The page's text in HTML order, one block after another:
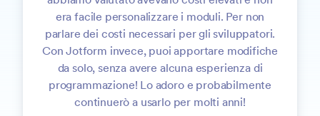
era facile personalizzare i moduli. Per non
parlare dei costi necessari per gli sviluppatori.
Con Jotform invece, puoi apportare modifiche
da solo, senza avere alcuna esperienza di
programmazione! Lo adoro e probabilmente
continuerò a usarlo per molti anni!